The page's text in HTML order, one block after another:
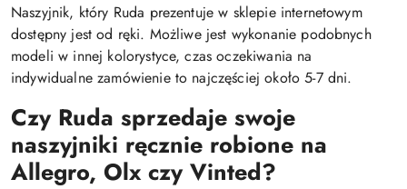
Naszyjnik, który Ruda prezentuje w sklepie internetowym
dostępny jest od ręki. Możliwe jest wykonanie podobnych
modeli w innej kolorystyce, czas oczekiwania na
indywidualne zamówienie to najczęściej około 5-7 dni.
Czy Ruda sprzedaje swoje
naszyjniki ręcznie robione na
Allegro, Olx czy Vinted?